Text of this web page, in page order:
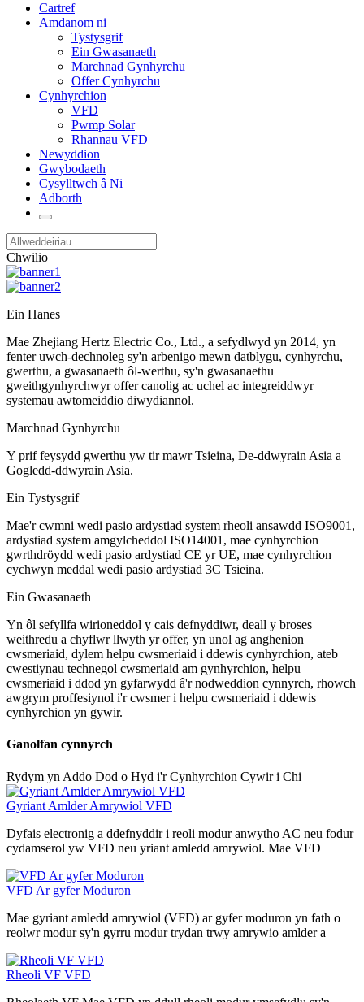
Cartref
Amdanom ni
Tystysgrif
Ein Gwasanaeth
Marchnad Gynhyrchu
Offer Cynhyrchu
Cynhyrchion
VFD
Pwmp Solar
Rhannau VFD
Newyddion
Gwybodaeth
Cysylltwch â Ni
Adborth
Chwilio
Ein Hanes
Mae Zhejiang Hertz Electric Co., Ltd., a sefydlwyd yn 2014, yn
fenter uwch-dechnoleg sy'n arbenigo mewn datblygu, cynhyrchu,
gwerthu, a gwasanaeth ôl-werthu, sy'n gwasanaethu
gweithgynhyrchwyr offer canolig ac uchel ac integreiddwyr
systemau awtomeiddio diwydiannol.
Marchnad Gynhyrchu
Y prif feysydd gwerthu yw tir mawr Tsieina, De-ddwyrain Asia a
Gogledd-ddwyrain Asia.
Ein Tystysgrif
Mae'r cwmni wedi pasio ardystiad system rheoli ansawdd ISO9001,
ardystiad system amgylcheddol ISO14001, mae cynhyrchion
gwrthdröydd wedi pasio ardystiad CE yr UE, mae cynhyrchion
cychwyn meddal wedi pasio ardystiad 3C Tsieina.
Ein Gwasanaeth
Yn ôl sefyllfa wirioneddol y cais defnyddiwr, deall y broses
weithredu a chyflwr llwyth yr offer, yn unol ag anghenion
cwsmeriaid, dylem helpu cwsmeriaid i ddewis cynhyrchion, ateb
cwestiynau technegol cwsmeriaid am gynhyrchion, helpu
cwsmeriaid i ddod yn gyfarwydd â'r nodweddion cynnyrch, rhowch
awgrym proffesiynol i'r cwsmer i helpu cwsmeriaid i ddewis
cynhyrchion yn gywir.
Ganolfan cynnyrch
Rydym yn Addo Dod o Hyd i'r Cynhyrchion Cywir i Chi
Gyriant Amlder Amrywiol VFD
Dyfais electronig a ddefnyddir i reoli modur anwytho AC neu fodur
cydamserol yw VFD neu yriant amledd amrywiol. Mae VFD
VFD Ar gyfer Moduron
Mae gyriant amledd amrywiol (VFD) ar gyfer moduron yn fath o
reolwr modur sy'n gyrru modur trydan trwy amrywio amlder a
Rheoli VF VFD